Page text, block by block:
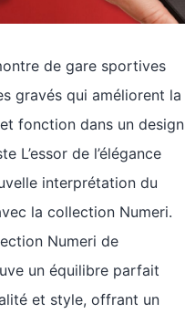
de gare sportives
gravés qui améliorent la
fonction dans un design
L’essor de l’élégance
interprétation du
la collection Numeri.
Numeri de
un équilibre parfait
et style, offrant un